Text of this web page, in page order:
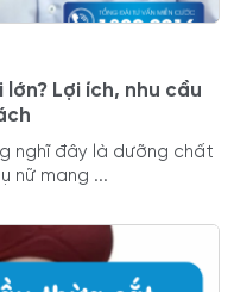
Lợi ích, nhu cầu
nghĩ đây là dưỡng chất
nữ mang ...